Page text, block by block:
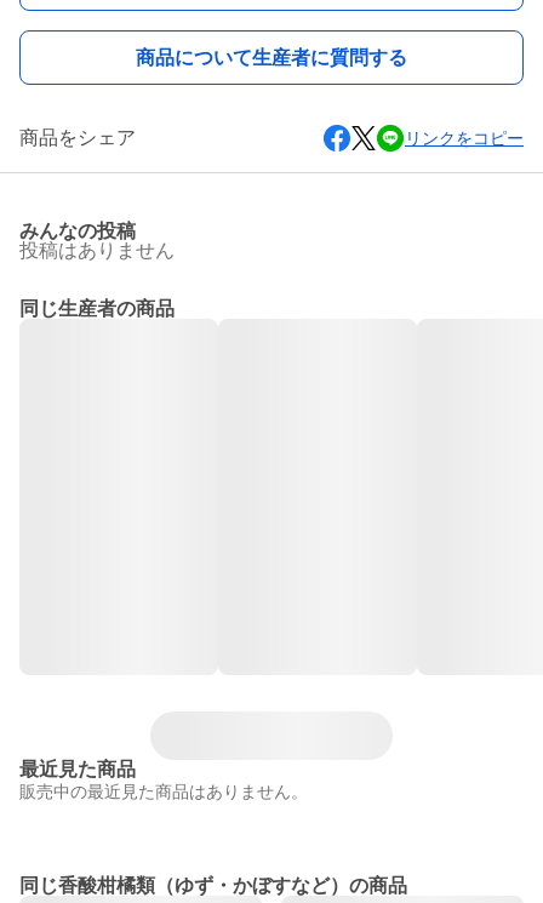
商品について生産者に質問する
商品をシェア リンクをコピー
みんなの投稿
投稿はありません
同じ生産者の商品
最近見た商品
販売中の最近見た商品はありません。
同じ香酸柑橘類（ゆず・かぼすなど）の商品